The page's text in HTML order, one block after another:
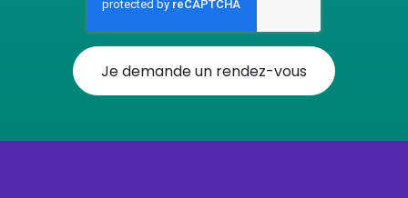
Je demande un rendez-vous